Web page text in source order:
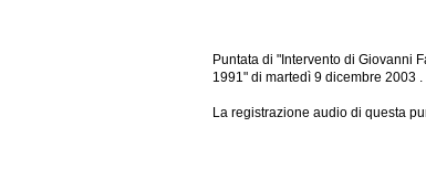
Puntata di "Intervento di Giovanni
1991" di martedì 9 dicembre 2003 .
La registrazione audio di questa